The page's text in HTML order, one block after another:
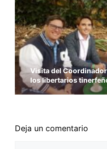
Visita del
los libertarios
Deja un comentario